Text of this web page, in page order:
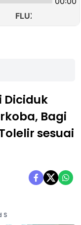
Diciduk
Bagi
sesuai
S